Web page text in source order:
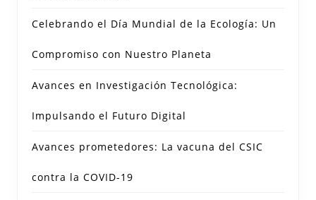
Celebrando el Día Mundial de la Ecología: Un
Compromiso con Nuestro Planeta
Avances en Investigación Tecnológica:
Impulsando el Futuro Digital
Avances prometedores: La vacuna del CSIC
contra la COVID-19